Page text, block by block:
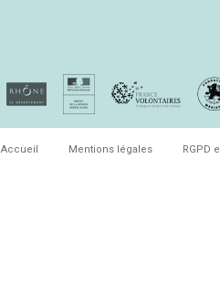
Accueil Mentions légales RGPD